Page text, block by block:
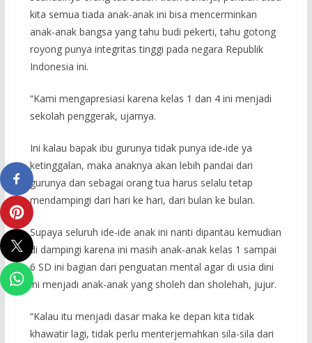
kita semua tiada anak-anak ini bisa mencerminkan
anak-anak bangsa yang tahu budi pekerti, tahu gotong
royong punya integritas tinggi pada negara Republik
Indonesia ini.
“Kami mengapresiasi karena kelas 1 dan 4 ini menjadi
sekolah penggerak, ujarnya.
Ini kalau bapak ibu gurunya tidak punya ide-ide ya
ketinggalan, maka anaknya akan lebih pandai dari
gurunya dan sebagai orang tua harus selalu tetap
mendampingi dari hari ke hari, dari bulan ke bulan.
Supaya seluruh ide-ide anak ini nanti dipantau kemudian
di dampingi karena ini masih anak-anak kelas 1 sampai
6 SD ini bagian dari penguatan mental agar di usia dini
ini menjadi anak-anak yang sholeh dan sholehah, jujur.
“Kalau itu menjadi dasar maka ke depan kita tidak
khawatir lagi, tidak perlu menterjemahkan sila-sila dari